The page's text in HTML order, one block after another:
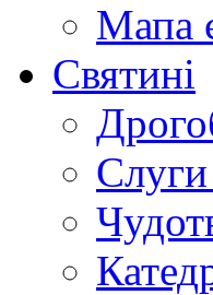
Мапа
Святині